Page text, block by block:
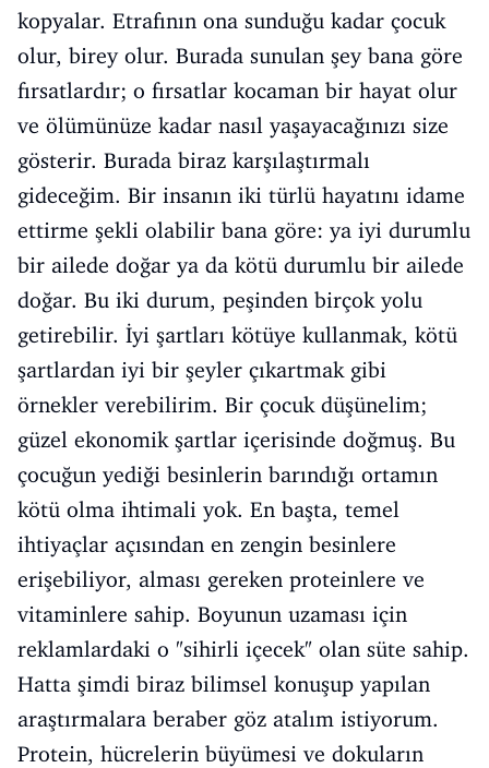
kopyalar. Etrafının ona sunduğu kadar çocuk
olur, birey olur. Burada sunulan şey bana göre
fırsatlardır; o fırsatlar kocaman bir hayat olur
ve ölümünüze kadar nasıl yaşayacağınızı size
gösterir. Burada biraz karşılaştırmalı
gideceğim. Bir insanın iki türlü hayatını idame
ettirme şekli olabilir bana göre: ya iyi durumlu
bir ailede doğar ya da kötü durumlu bir ailede
doğar. Bu iki durum, peşinden birçok yolu
getirebilir. İyi şartları kötüye kullanmak, kötü
şartlardan iyi bir şeyler çıkartmak gibi
örnekler verebilirim. Bir çocuk düşünelim;
güzel ekonomik şartlar içerisinde doğmuş. Bu
çocuğun yediği besinlerin barındığı ortamın
kötü olma ihtimali yok. En başta, temel
ihtiyaçlar açısından en zengin besinlere
erişebiliyor, alması gereken proteinlere ve
vitaminlere sahip. Boyunun uzaması için
reklamlardaki o "sihirli içecek" olan süte sahip.
Hatta şimdi biraz bilimsel konuşup yapılan
araştırmalara beraber göz atalım istiyorum.
Protein, hücrelerin büyümesi ve dokuların